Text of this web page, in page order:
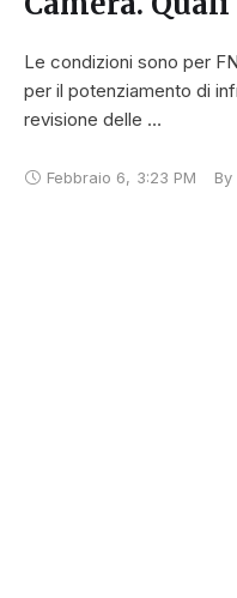
Le condizioni sono per
per il potenziamento di
revisione delle …
Febbraio 6, 3:23 PM By